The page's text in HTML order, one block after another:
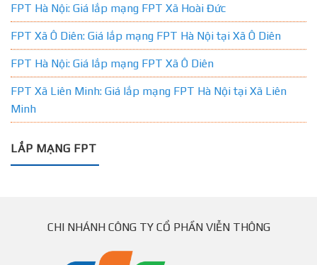
FPT Hà Nội: Giá lắp mạng FPT Xã Hoài Đức
FPT Xã Ô Diên: Giá lắp mạng FPT Hà Nội tại Xã Ô Diên
FPT Hà Nội: Giá lắp mạng FPT Xã Ô Diên
FPT Xã Liên Minh: Giá lắp mạng FPT Hà Nội tại Xã Liên
Minh
LẮP MẠNG FPT
CHI NHÁNH CÔNG TY CỔ PHẦN VIỄN THÔNG